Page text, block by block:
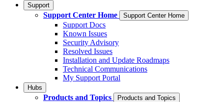
Support
Support Center Home Support Center Home
Support Docs
Known Issues
Security Advisory
Resolved Issues
Installation and Update Roadmaps
Technical Communications
My Support Portal
Hubs
Products and Topics Products and Topics